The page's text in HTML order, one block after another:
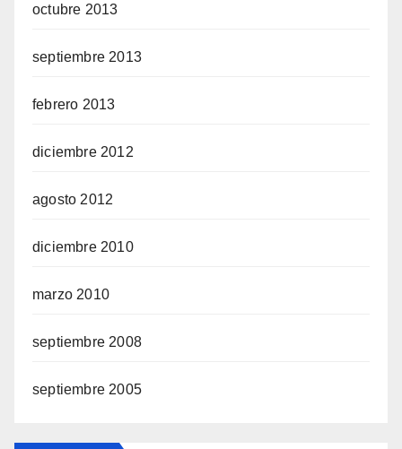
octubre 2013
septiembre 2013
febrero 2013
diciembre 2012
agosto 2012
diciembre 2010
marzo 2010
septiembre 2008
septiembre 2005